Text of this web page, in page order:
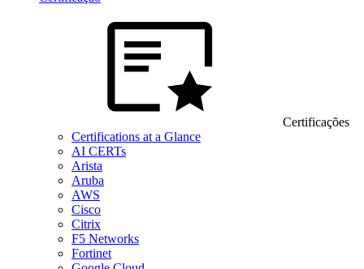
Certificações
Certifications at a Glance
AI CERTs
Arista
Aruba
AWS
Cisco
Citrix
F5 Networks
Fortinet